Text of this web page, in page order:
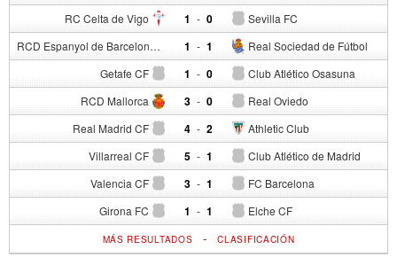
RC Celta de Vigo 1 - Sevilla FC
0
RCD Espanyol de Barcelona 1 - Real Sociedad de Fútbol
1
Getafe CF 1 - Club Atlético Osasuna
0
RCD Mallorca 3 - Real Oviedo
0
Real Madrid CF 4 - Athletic Club
2
Villarreal CF 5 - Club Atlético de Madrid
1
Valencia CF 3 - FC Barcelona
1
Girona FC 1 - Elche CF
1
MÁS RESULTADOS -CLASIFICACIÓN